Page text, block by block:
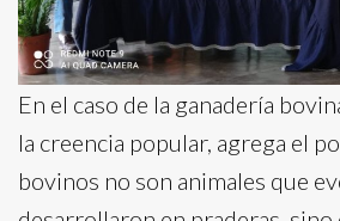
En el caso de la ganadería
la creencia popular, agrega el
bovinos no son animales que